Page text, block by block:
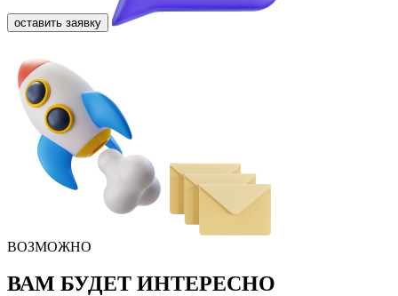
оставить заявку
ВОЗМОЖНО
ВАМ БУДЕТ ИНТЕРЕСНО